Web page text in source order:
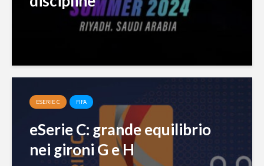
ESERIE C FIFA
eSerie C: grande equilibrio
nei gironi G e H